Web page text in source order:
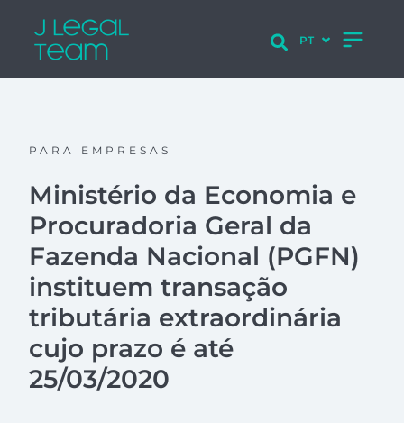
PARA EMPRESAS
Ministério da Economia e
Procuradoria Geral da
Fazenda Nacional (PGFN)
instituem transação
tributária extraordinária
cujo prazo é até
25/03/2020